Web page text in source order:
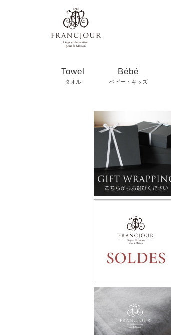
Towel
タオル
Bébé
ベビー・キッズ